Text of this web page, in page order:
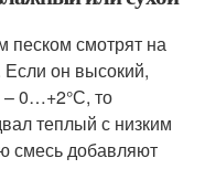
смотрят на
он высокий,
– 0…+2°С, то
теплый с низким
смесь добавляют